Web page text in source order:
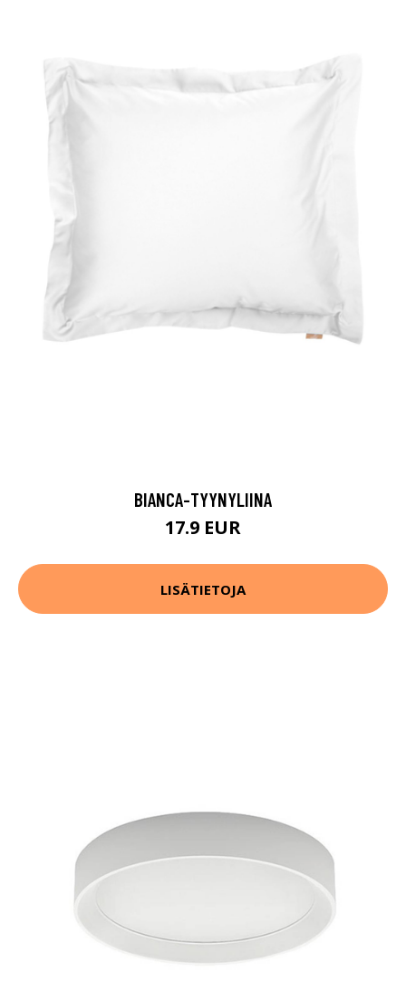
BIANCA-TYYNYLIINA
17.9 EUR
LISÄTIETOJA